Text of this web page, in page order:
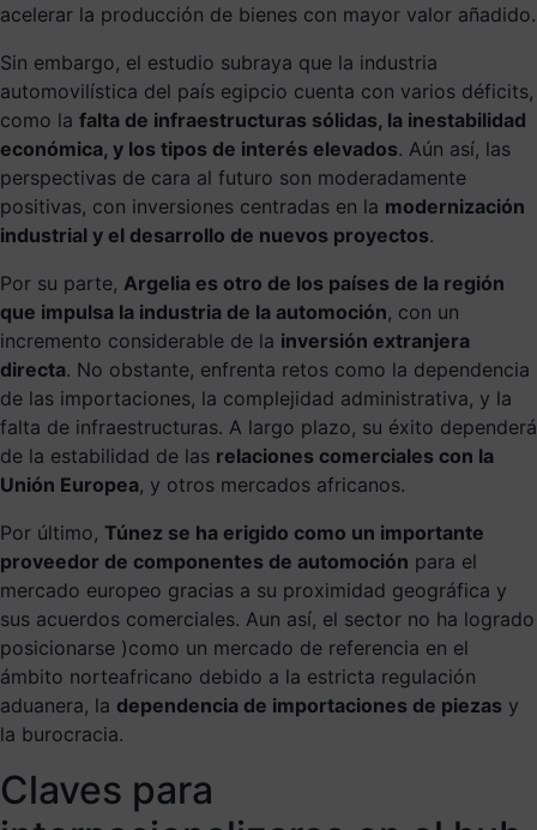
acelerar la producción de bienes con mayor valor añadido.
Sin embargo, el estudio subraya que la industria
automovilística del país egipcio cuenta con varios déficits,
como la falta de infraestructuras sólidas, la inestabilidad
económica, y los tipos de interés elevados. Aún así, las
perspectivas de cara al futuro son moderadamente
positivas, con inversiones centradas en la modernización
industrial y el desarrollo de nuevos proyectos.
Por su parte, Argelia es otro de los países de la región
que impulsa la industria de la automoción, con un
incremento considerable de la inversión extranjera
directa. No obstante, enfrenta retos como la dependencia
de las importaciones, la complejidad administrativa, y la
falta de infraestructuras. A largo plazo, su éxito dependerá
de la estabilidad de las relaciones comerciales con la
Unión Europea, y otros mercados africanos.
Por último, Túnez se ha erigido como un importante
proveedor de componentes de automoción para el
mercado europeo gracias a su proximidad geográfica y
sus acuerdos comerciales. Aun así, el sector no ha logrado
posicionarse )como un mercado de referencia en el
ámbito norteafricano debido a la estricta regulación
aduanera, la dependencia de importaciones de piezas y
la burocracia.
Claves para